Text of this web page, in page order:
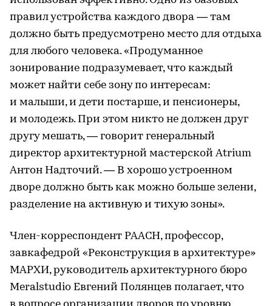
правил устройства каждого двора — там
должно быть предусмотрено место для отдыха
для любого человека. «Продуманное
зонирование подразумевает, что каждый
может найти себе зону по интересам:
и малыши, и дети постарше, и пенсионеры,
и молодежь. При этом никто не должен друг
другу мешать, — говорит генеральный
директор архитектурной мастерской Atrium
Антон Надточий. — В хорошо устроенном
дворе должно быть как можно больше зелени,
разделение на активную и тихую зоны».
Член-корреспондент РААСН, профессор,
завкафедрой «Реконструкция в архитектуре»
МАРХИ, руководитель архитектурного бюро
Meralstudio Евгений Полянцев полагает, что